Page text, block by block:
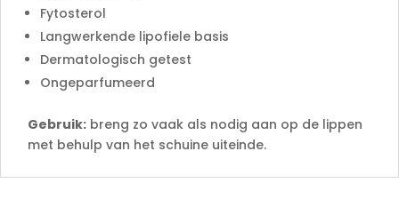
Fytosterol
Langwerkende lipofiele basis
Dermatologisch getest
Ongeparfumeerd
Gebruik: breng zo vaak als nodig aan op de lippen
met behulp van het schuine uiteinde.